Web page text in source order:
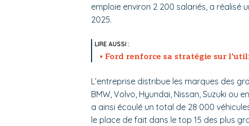
emploie environ 2 200 salariés, a réalisé
2025.
Ford renforce sa stratégie sur
L’entreprise distribue les marques des
BMW, Volvo, Hyundai, Nissan, Suzuki ou
a ainsi écoulé un total de 28 000
le place de fait dans le top 15 des plus